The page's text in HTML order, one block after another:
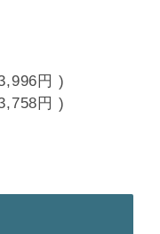
円 )
円 )